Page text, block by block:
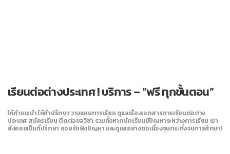
เรียนต่อต่างประเทศ ! บริการ – “ฟรีทุกขั้นตอน”
ให้คำแนะนำ ให้คำปรึกษา วางแผนการเรียน ดูแลเรื่องเอกสารการเรียนต่อต่าง
ประเทศ สมัครเรียน ติดต่อขอวีซ่า รวมทั้งหากนักเรียนมีปัญหาระหว่างการเรียน เรา
ยังคอยเป็นที่ปรึกษา คอยรับฟังปัญหา และดูแลอย่างต่อเนื่องจนกระทั่งจบการศึกษา!